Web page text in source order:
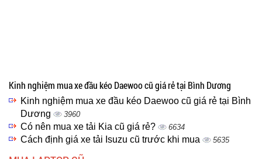
Kinh nghiệm mua xe đầu kéo Daewoo cũ giá rẻ tại Bình Dương
Kinh nghiệm mua xe đầu kéo Daewoo cũ giá rẻ tại Bình
Dương
3960
Có nên mua xe tải Kia cũ giá rẻ? 6634
Cách định giá xe tải Isuzu cũ trước khi mua 5635